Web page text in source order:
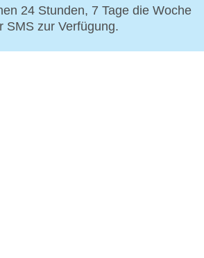
24 Stunden, 7 Tage die Woche
SMS zur Verfügung.